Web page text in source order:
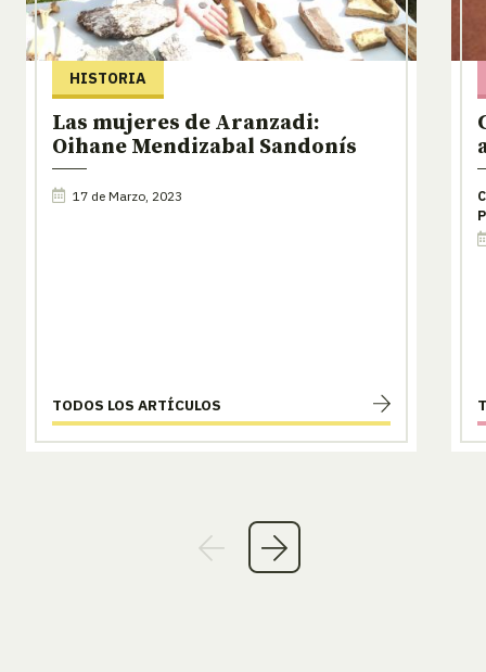
HISTORIA
Las mujeres de Aranzadi:
Oihane Mendizabal Sandonís
17 de Marzo, 2023
TODOS LOS ARTÍCULOS